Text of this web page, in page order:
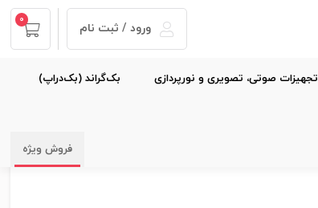
ورود / ثبت نام
0
تجهیزات صوتی، تصویری و نورپردازی بک‌گراند (بک‌دراپ)
فروش ویژه